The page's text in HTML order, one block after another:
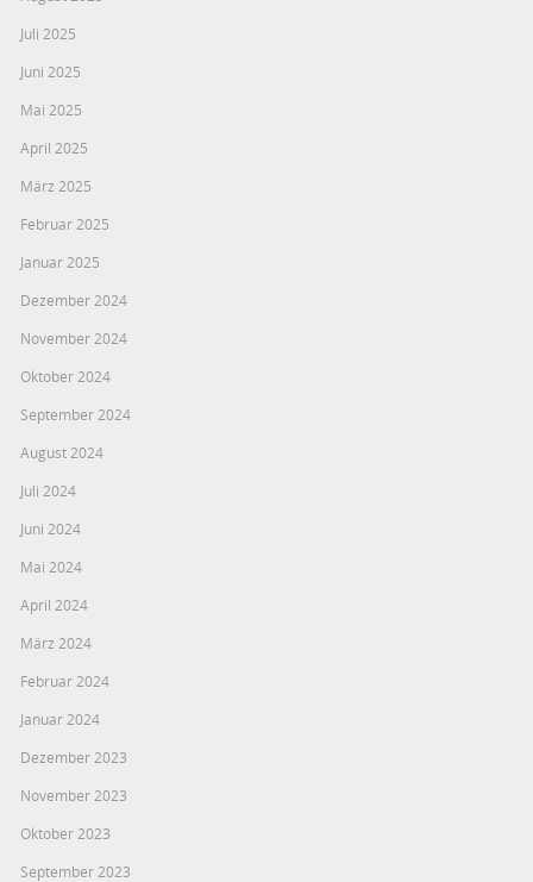
Juli 2025
Juni 2025
Mai 2025
April 2025
März 2025
Februar 2025
Januar 2025
Dezember 2024
November 2024
Oktober 2024
September 2024
August 2024
Juli 2024
Juni 2024
Mai 2024
April 2024
März 2024
Februar 2024
Januar 2024
Dezember 2023
November 2023
Oktober 2023
September 2023